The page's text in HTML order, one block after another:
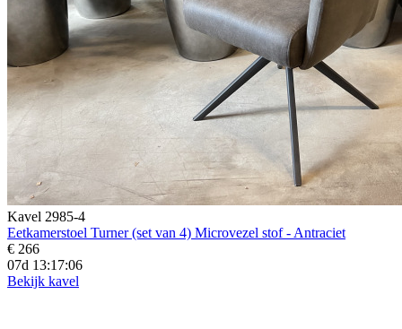
Kavel 2985-4
Eetkamerstoel Turner (set van 4) Microvezel stof - Antraciet
€ 266
07d 13:17:05
Bekijk kavel